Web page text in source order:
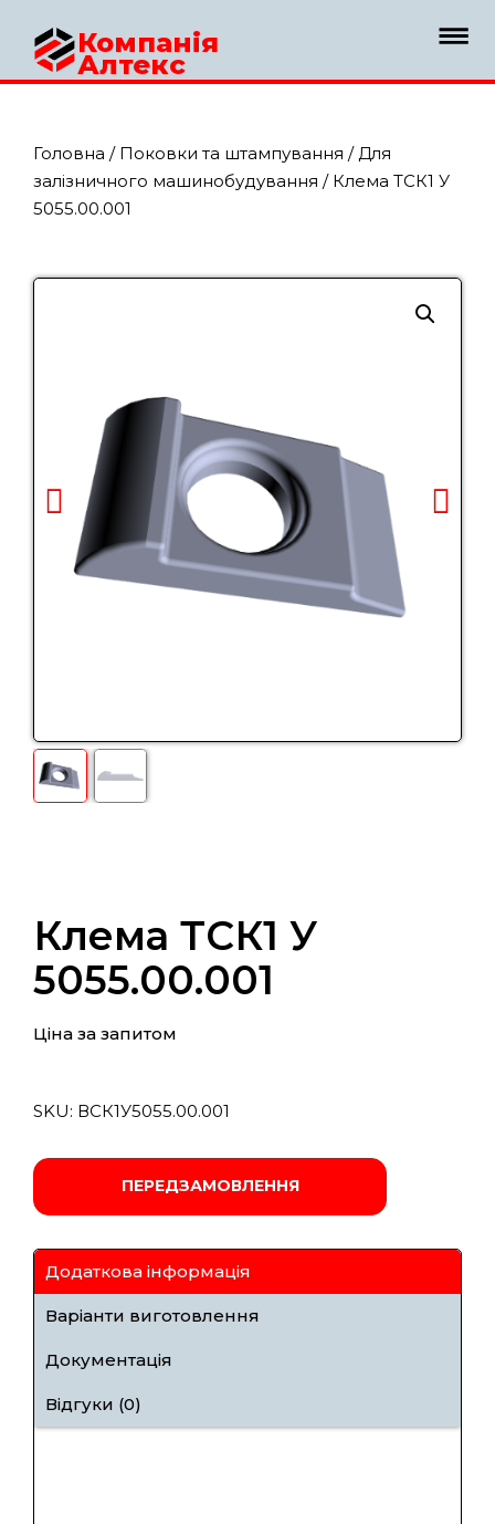
Компанія
Алтекс
Головна / Поковки та штампування /Для
залізничного машинобудування / Клема ТСК1 У
5055.00.001
Клема ТСК1 У
5055.00.001
Ціна за запитом
SKU: ВСК1У5055.00.001
ПЕРЕДЗАМОВЛЕННЯ
Додаткова інформація
Варіанти виготовлення
Документація
Відгуки (0)